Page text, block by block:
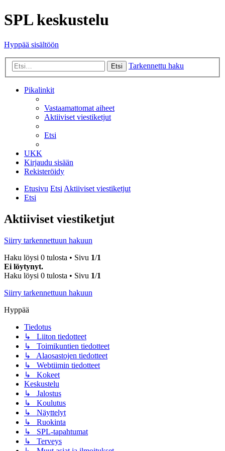
SPL keskustelu
Hyppää sisältöön
Etsi Tarkennettu haku
Pikalinkit
Vastaamattomat aiheet
Aktiiviset viestiketjut
Etsi
UKK
Kirjaudu sisään
Rekisteröidy
Etusivu EtsiAktiiviset viestiketjut
Etsi
Aktiiviset viestiketjut
Siirry tarkennettuun hakuun
Haku löysi 0 tulosta • Sivu 1/1
Ei löytynyt.
Haku löysi 0 tulosta • Sivu 1/1
Siirry tarkennettuun hakuun
Hyppää
Tiedotus
↳ Liiton tiedotteet
↳ Toimikuntien tiedotteet
↳ Alaosastojen tiedotteet
↳ Webtiimin tiedotteet
↳ Kokeet
Keskustelu
↳ Jalostus
↳ Koulutus
↳ Näyttelyt
↳ Ruokinta
↳ SPL-tapahtumat
↳ Terveys